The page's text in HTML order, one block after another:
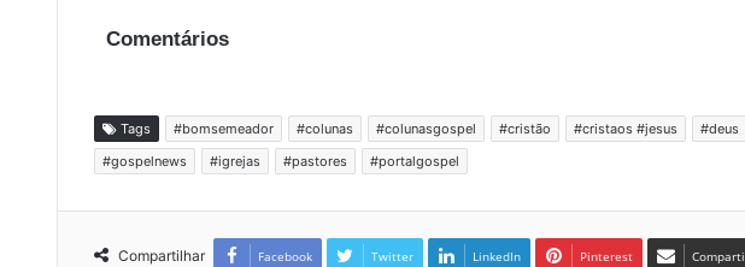
Comentários
Tags #bomsemeador #colunas #colunasgospel #cristão #cristaos #jesus #deus
#gospelnews
#igrejas #pastores #portalgospel
Compartilhar Facebook Twitter LinkedIn Pinterest